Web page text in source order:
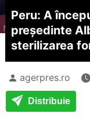
Peru: A
preşedinte
sterilizarea
agerpres.ro
Distribuie